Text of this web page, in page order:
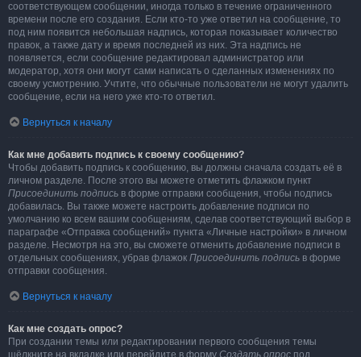
соответствующем сообщении, иногда только в течение ограниченного
времени после его создания. Если кто-то уже ответил на сообщение, то
под ним появится небольшая надпись, которая показывает количество
правок, а также дату и время последней из них. Эта надпись не
появляется, если сообщение редактировал администратор или
модератор, хотя они могут сами написать о сделанных изменениях по
своему усмотрению. Учтите, что обычные пользователи не могут удалить
сообщение, если на него уже кто-то ответил.
Вернуться к началу
Как мне добавить подпись к своему сообщению?
Чтобы добавить подпись к сообщению, вы должны сначала создать её в
личном разделе. После этого вы можете отметить флажком пункт
Присоединить подпись в форме отправки сообщения, чтобы подпись
добавилась. Вы также можете настроить добавление подписи по
умолчанию ко всем вашим сообщениям, сделав соответствующий выбор в
параграфе «Отправка сообщений» пункта «Личные настройки» в личном
разделе. Несмотря на это, вы сможете отменить добавление подписи в
отдельных сообщениях, убрав флажок Присоединить подпись в форме
отправки сообщения.
Вернуться к началу
Как мне создать опрос?
При создании темы или редактировании первого сообщения темы
щёлкните на вкладке или перейдите в форму Создать опрос под